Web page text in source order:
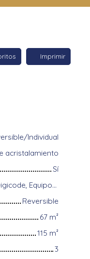
Imprimir
Individual
acristalamiento
Sí
Acceso para discapacitados, Climatización, Conserje, Digicode, Equipos domóticos, Fibra óptica, Guardián, Portón motorizado, Puerta blindada, Sistema de alarma, Videófono
Reversible
67 m²
115 m²
3